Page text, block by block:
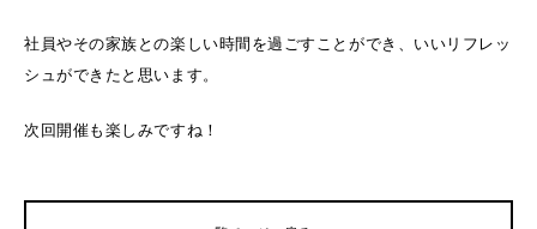
社員やその家族との楽しい時間を過ごすことができ、いいリフレッ
シュができたと思います。
次回開催も楽しみですね！